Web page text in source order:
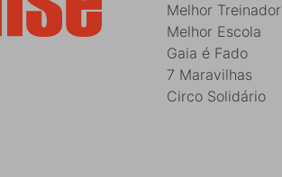
Melhor Treinador
Melhor Escola
Gaia é Fado
7 Maravilhas
Circo Solidário